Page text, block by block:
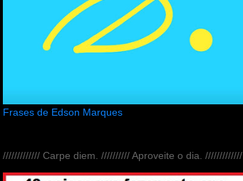
Frases de Edson Marques
///////////// Carpe diem. ////////// Aproveite o dia. /////////////